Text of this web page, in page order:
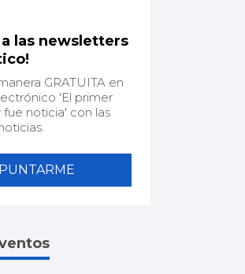
a las newsletters
GRATUITA en
'El primer
noticia' con las